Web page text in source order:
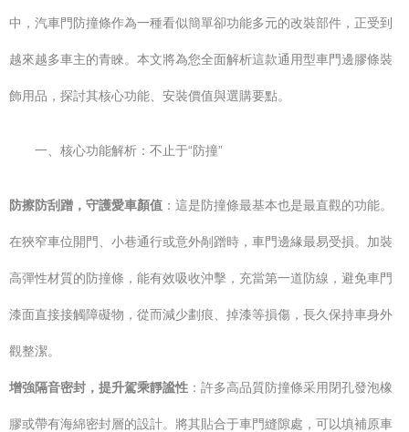
中，汽車門防撞條作為一種看似簡單卻功能多元的改裝部件，正受到
越來越多車主的青睞。本文將為您全面解析這款通用型車門邊膠條裝
飾用品，探討其核心功能、安裝價值與選購要點。
一、核心功能解析：不止于“防撞”
防擦防刮蹭，守護愛車顏值 ：這是防撞條最基本也是最直觀的功能。
在狹窄車位開門、小巷通行或意外剮蹭時，車門邊緣最易受損。加裝
高彈性材質的防撞條，能有效吸收沖擊，充當第一道防線，避免車門
漆面直接接觸障礙物，從而減少劃痕、掉漆等損傷，長久保持車身外
觀整潔。
增強隔音密封，提升駕乘靜謐性 ：許多高品質防撞條采用閉孔發泡橡
膠或帶有海綿密封層的設計。將其貼合于車門縫隙處，可以填補原車